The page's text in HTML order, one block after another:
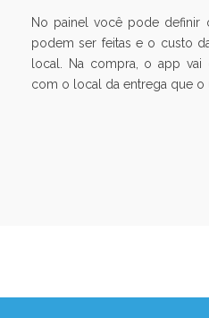
No painel você pode definir
podem ser feitas e o custo
local. Na compra, o app
com o local da entrega que o